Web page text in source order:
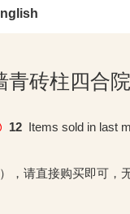
砖柱四合
12 Items sold in last
，请直接购买即可，